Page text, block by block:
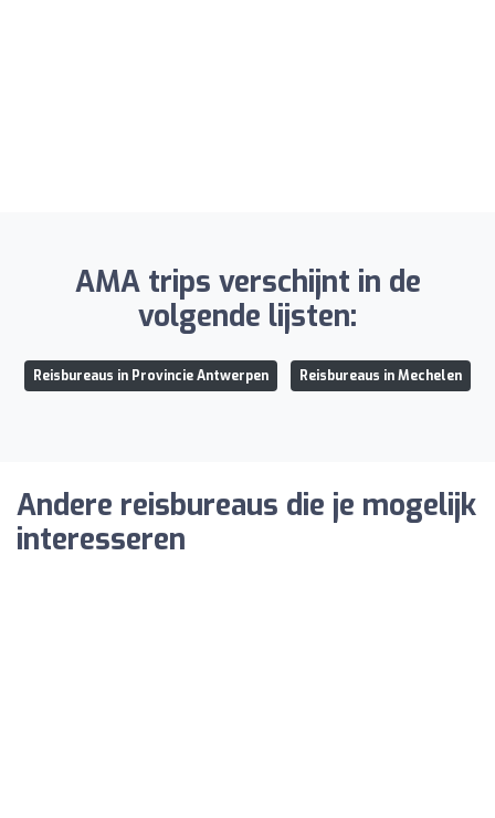
AMA trips verschijnt in de
volgende lijsten:
Reisbureaus in Provincie Antwerpen Reisbureaus in Mechelen
Andere reisbureaus die je mogelijk
interesseren